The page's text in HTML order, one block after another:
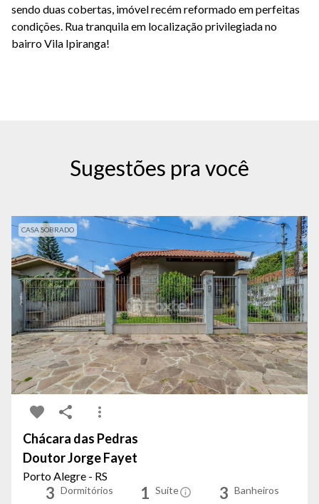
sendo duas cobertas, imóvel recém reformado em perfeitas
condições. Rua tranquila em localização privilegiada no
bairro Vila Ipiranga!
Sugestões pra você
CASA SOBRADO
Chácara das Pedras
Doutor Jorge Fayet
Porto Alegre - RS
3 Dormitórios 1 Suíte 3 Banheiros